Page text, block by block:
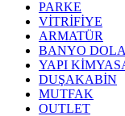
PARKE
VİTRİFİYE
ARMATÜR
BANYO
YAPI
DUŞAKABİN
MUTFAK
OUTLET